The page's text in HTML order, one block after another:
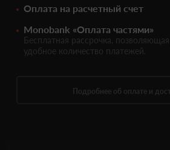
Оплата на расчетный счет
Monobank «Оплата частями»
Бесплатная рассрочка,
удобное количество платежей.
Подробнее об оплате и